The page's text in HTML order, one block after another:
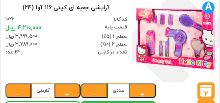
آرایشی جعبه ای کیتی 116 آوا (24)
کد کالا
1026
قیمت پایه
4,210,000 ریال
سطح 1 (۵٪)
3,999,500 ریال
سطح 2 (۱۰٪)
3,789,000 ریال
تعداد در کارتن
24 عدد
2
A
+
عددی
−
+
کارتنی
−